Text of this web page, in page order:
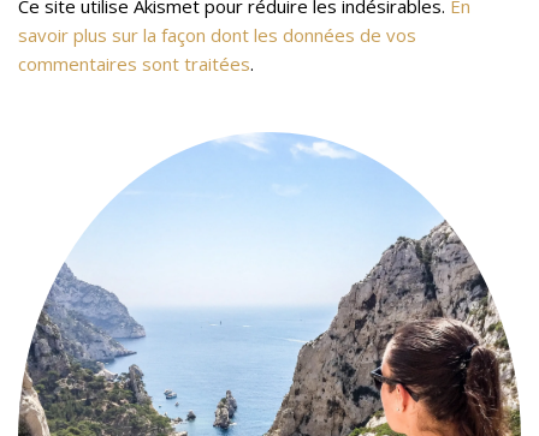
Ce site utilise Akismet pour réduire les indésirables. En
savoir plus sur la façon dont les données de vos
commentaires sont traitées.